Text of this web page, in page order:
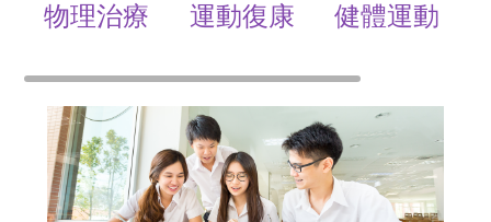
物理治療 運動復康 健體運動